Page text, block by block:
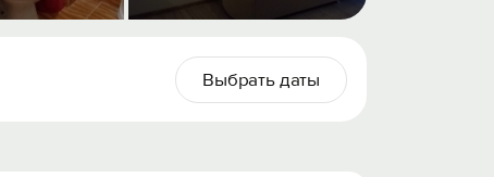
Выбрать даты